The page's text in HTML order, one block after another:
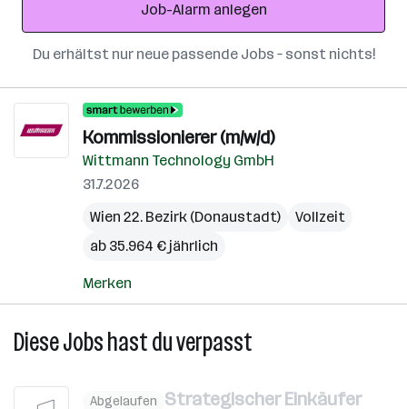
Job-Alarm anlegen
Du erhältst nur neue passende Jobs – sonst nichts!
Kommissionierer (m/w/d)
Wittmann Technology GmbH
31.7.2026
Wien 22. Bezirk (Donaustadt)
Vollzeit
ab 35.964 € jährlich
Merken
Diese Jobs hast du verpasst
Abgelaufen Strategischer Einkäufer